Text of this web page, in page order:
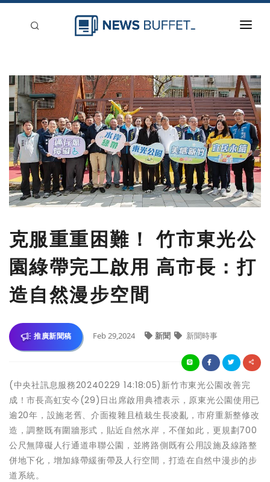
新聞稿分類
登入
刊登
克服重重困難！ 竹市東光公
園綠帶完工啟用 高市長：打
造自然漫步空間
推廣新聞稿 Feb 29,2024 新聞 新聞時事
(中央社訊息服務20240229 14:18:05)新竹市東光公園改善完
成！市長高虹安今(29)日出席啟用典禮表示，原東光公園使用已
逾20年，設施老舊、介面複雜且植栽生長凌亂，市府重新整修改
造，調整既有圍牆形式，貼近自然水岸，不僅如此，更規劃700
公尺無障礙人行通道串聯公園，並將路側既有公用設施及線路整
併地下化，增加綠帶緩衝帶及人行空間，打造在自然中漫步的步
道系統。